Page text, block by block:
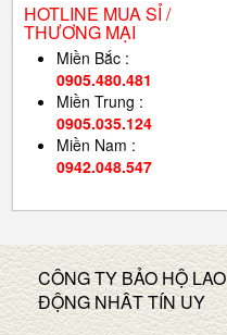
HOTLINE MUA SỈ /
THƯƠNG MẠI
Miền Bắc :
0905.480.481
Miền Trung :
0905.035.124
Miền Nam :
0942.048.547
CÔNG TY BẢO HỘ LAO
ĐỘNG NHÂT TÍN UY